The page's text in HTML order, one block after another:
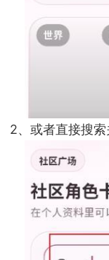
2、或者直接搜